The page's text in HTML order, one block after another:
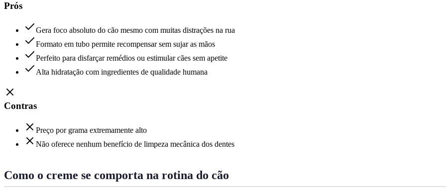
Prós
Gera foco absoluto do cão mesmo com muitas distrações na rua
Formato em tubo permite recompensar sem sujar as mãos
Perfeito para disfarçar remédios ou estimular cães sem apetite
Alta hidratação com ingredientes de qualidade humana
Contras
Preço por grama extremamente alto
Não oferece nenhum benefício de limpeza mecânica dos dentes
Como o creme se comporta na rotina do cão